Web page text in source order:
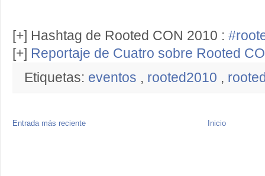
[+] Hashtag de Rooted CON 2010 :
[+] Reportaje de Cuatro sobre Rooted
Etiquetas: eventos , rooted2010 ,
Entrada más reciente Inicio